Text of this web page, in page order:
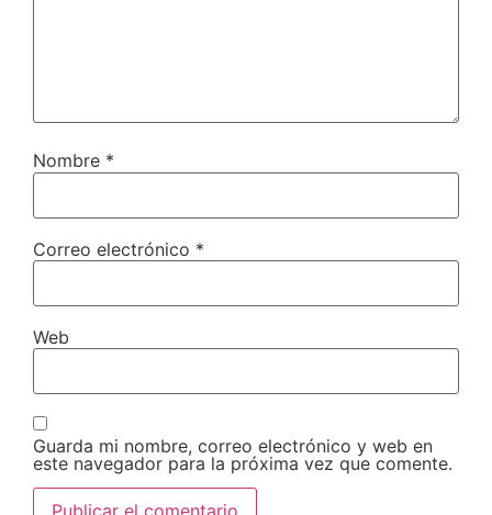
Nombre *
Correo electrónico *
Web
Guarda mi nombre, correo electrónico y web en
este navegador para la próxima vez que comente.